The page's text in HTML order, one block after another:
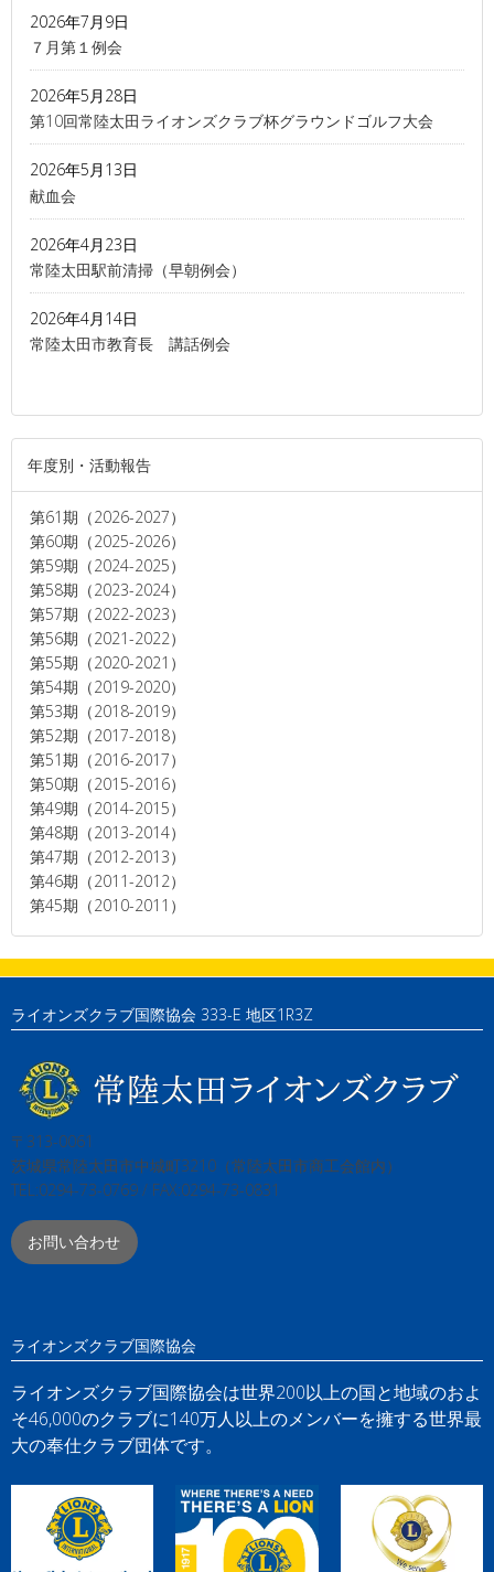
2026年7月9日
７月第１例会
2026年5月28日
第10回常陸太田ライオンズクラブ杯グラウンドゴルフ大会
2026年5月13日
献血会
2026年4月23日
常陸太田駅前清掃（早朝例会）
2026年4月14日
常陸太田市教育長 講話例会
年度別・活動報告
第61期（2026-2027）
第60期（2025-2026）
第59期（2024-2025）
第58期（2023-2024）
第57期（2022-2023）
第56期（2021-2022）
第55期（2020-2021）
第54期（2019-2020）
第53期（2018-2019）
第52期（2017-2018）
第51期（2016-2017）
第50期（2015-2016）
第49期（2014-2015）
第48期（2013-2014）
第47期（2012-2013）
第46期（2011-2012）
第45期（2010-2011）
ライオンズクラブ国際協会 333-E 地区1R3Z
〒313-0061
茨城県常陸太田市中城町3210（常陸太田市商工会館内）
TEL:0294-73-0769 / FAX:0294-73-0831
お問い合わせ
ライオンズクラブ国際協会
ライオンズクラブ国際協会は世界200以上の国と地域のおよ
そ46,000のクラブに140万人以上のメンバーを擁する世界最
大の奉仕クラブ団体です。